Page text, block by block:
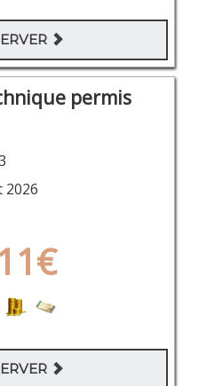
permis
2026